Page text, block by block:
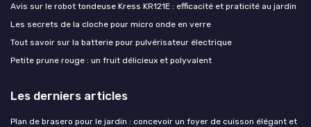
Avis sur le robot tondeuse Kress KR121E : efficacité et praticité au jardin
Les secrets de la cloche pour micro onde en verre
Tout savoir sur la batterie pour pulvérisateur électrique
Petite prune rouge : un fruit délicieux et polyvalent
Les derniers articles
Plan de brasero pour le jardin : concevoir un foyer de cuisson élégant et